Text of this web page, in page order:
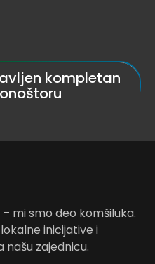
kompletan
mi smo deo komšiluka.
inicijative i
našu zajednicu.